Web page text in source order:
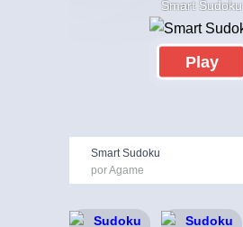
Smart Sudoku
Play
Smart Sudoku
por Agame